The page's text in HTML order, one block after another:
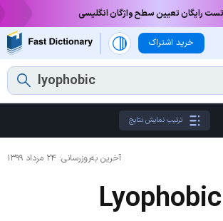
تست رایگان تعیین سطح واژگان انگلیسی
خرید اشتراک
ترتیب نمایش نتایج
آخرین به‌روزرسانی: ۲۴ مرداد ۱۳۹۹
Lyophobic